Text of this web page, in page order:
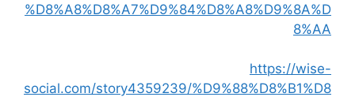
%D8%A8%D8%A7%D9%84%D8%A8%D9%8A%D
8%AA
https://wise-
social.com/story4359239/%D9%88%D8%B1%D8